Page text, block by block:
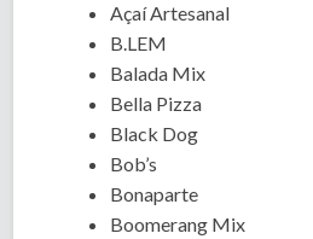
Açaí Artesanal
B.LEM
Balada Mix
Bella Pizza
Black Dog
Bob’s
Bonaparte
Boomerang Mix